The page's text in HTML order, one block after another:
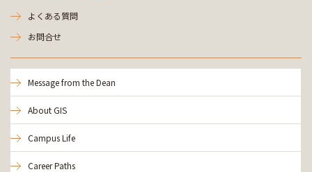
よくある質問
お問合せ
Message from the Dean
About GIS
Campus Life
Career Paths